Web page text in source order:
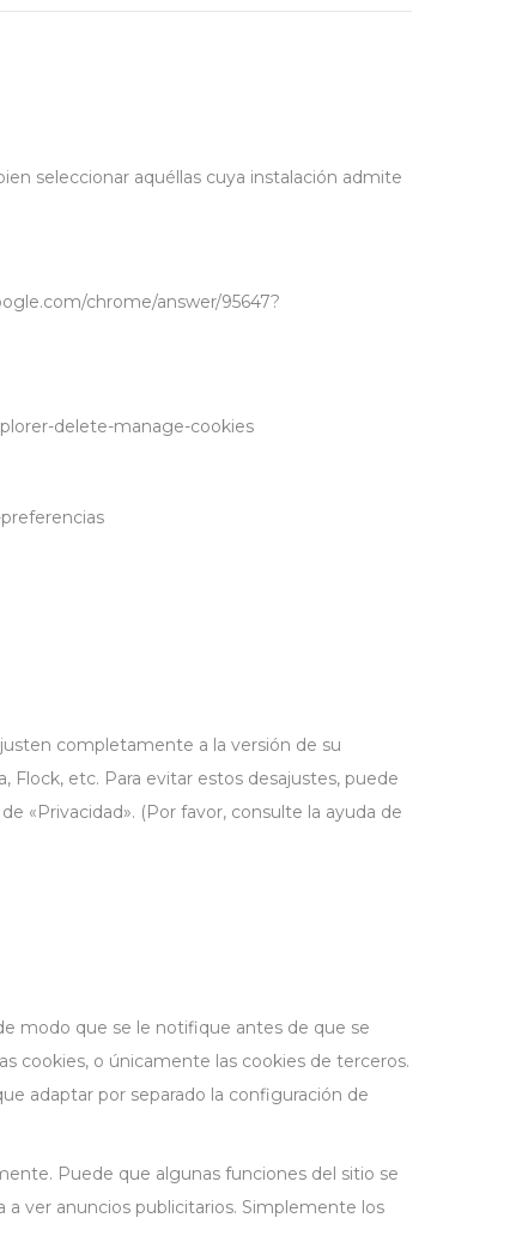
seleccionar aquéllas cuya instalación admite
chrome/answer/95647?
delete-manage-cookies
completamente a la versión de su
etc. Para evitar estos desajustes, puede
«Privacidad». (Por favor, consulte la ayuda de
modo que se le notifique antes de que se
cookies, o únicamente las cookies de terceros.
adaptar por separado la configuración de
Puede que algunas funciones del sitio se
a ver anuncios publicitarios. Simplemente los